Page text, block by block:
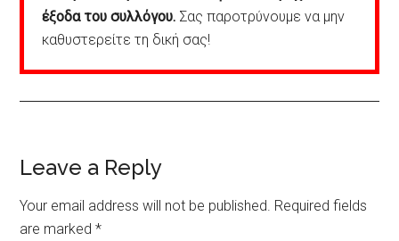
έξοδα του συλλόγου. Σας παροτρύνουμε να μην
καθυστερείτε τη δική σας!
Reader
Interactions
Leave a Reply
Your email address will not be published. Required fields
are marked*